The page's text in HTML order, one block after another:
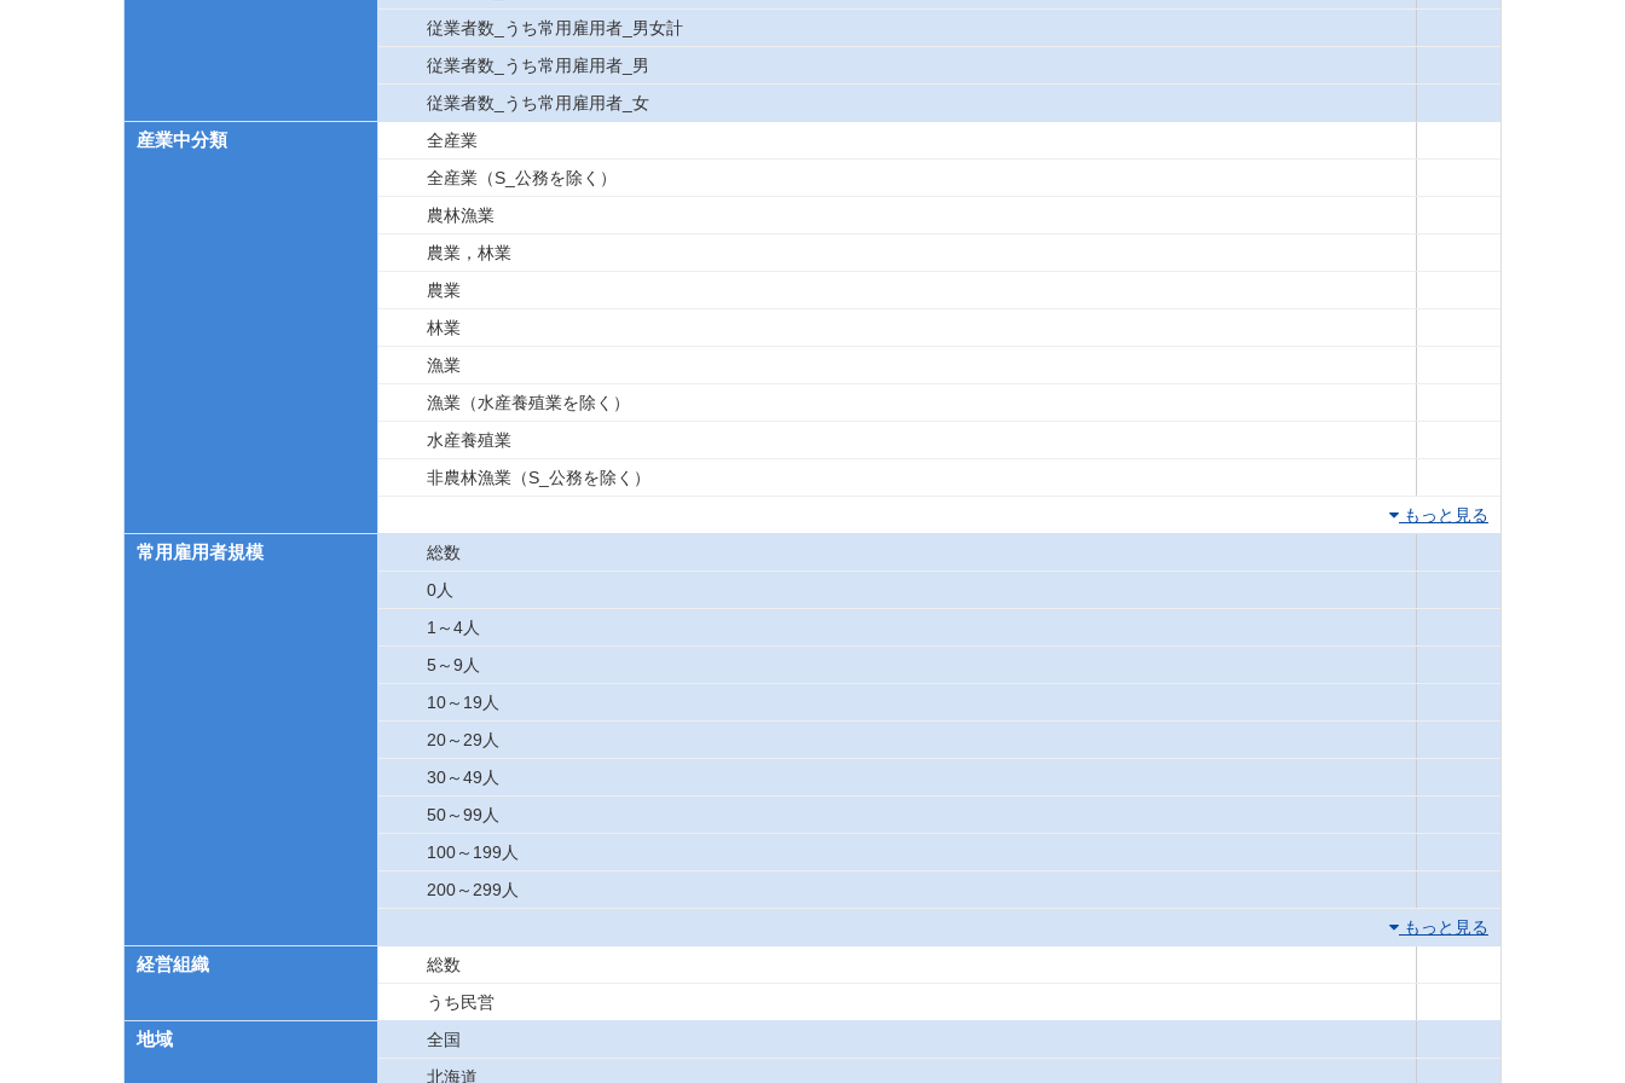
従業者数_うち常用雇用者_男女計
従業者数_うち常用雇用者_男
従業者数_うち常用雇用者_女
産業中分類
全産業
全産業（S_公務を除く）
農林漁業
農業，林業
農業
林業
漁業
漁業（水産養殖業を除く）
水産養殖業
非農林漁業（S_公務を除く）
もっと見る
常用雇用者規模
総数
0人
1～4人
5～9人
10～19人
20～29人
30～49人
50～99人
100～199人
200～299人
もっと見る
経営組織
総数
うち民営
地域
全国
北海道